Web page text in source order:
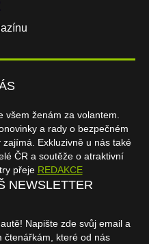
všem ženám za volantem.
a rady o bezpečném
Exkluzivně u nás také
ČR a soutěže o atraktivní
přeje REDAKCE
NEWSLETTER
Napište zde svůj email a
čtenářkám, které od nás